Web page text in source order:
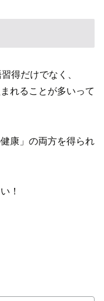
得だけでなく、
れることが多いって
康」の両方を得られ
！